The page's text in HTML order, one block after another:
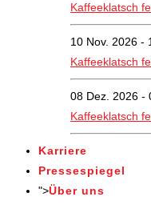
Kaffeeklatsch
10 Nov. 2026 -
Kaffeeklatsch
08 Dez. 2026 -
Kaffeeklatsch
Karriere
Pressespiegel
">Über uns